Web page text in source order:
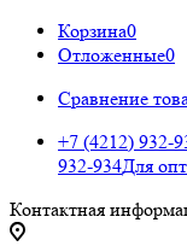
Корзина0
Отложенные0
Сравнение
+7 (4212) 932-
932-934Для
Контактная